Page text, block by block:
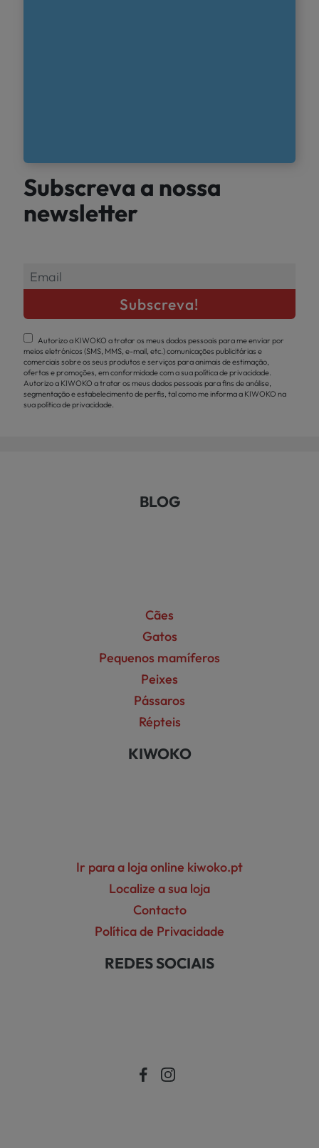
Subscreva a nossa
newsletter
Autorizo a KIWOKO a tratar os meus dados pessoais para me enviar por
meios eletrónicos (SMS, MMS, e-mail, etc.) comunicações publicitárias e
comerciais sobre os seus produtos e serviços para animais de estimação,
ofertas e promoções, em conformidade com a sua política de privacidade.
Autorizo a KIWOKO a tratar os meus dados pessoais para fins de análise,
segmentação e estabelecimento de perfis, tal como me informa a KIWOKO na
sua política de privacidade.
BLOG
Cães
Gatos
Pequenos mamíferos
Peixes
Pássaros
Répteis
KIWOKO
Ir para a loja online kiwoko.pt
Localize a sua loja
Contacto
Política de Privacidade
REDES SOCIAIS